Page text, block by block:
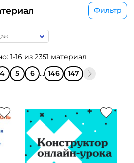
Фильтр
1-16 из 2351 материал
4 5 6 ... 146 147